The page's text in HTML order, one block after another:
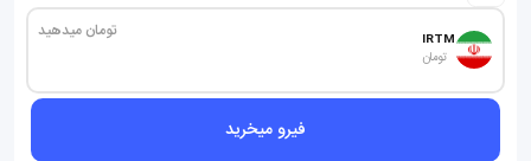
IRTM
تومان
تومان میدهید
فیرو میخرید